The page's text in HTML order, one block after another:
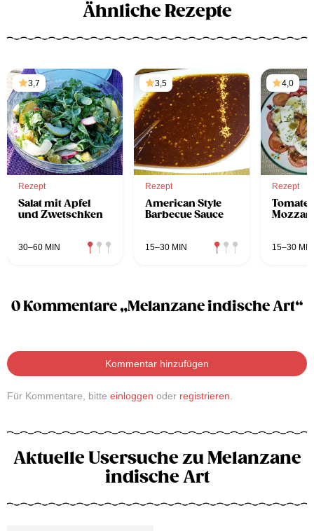
Ähnliche Rezepte
3,7
Rezept
Salat mit Apfel
und Zwetschken
30–60 MIN
3,5
Rezept
American Style
Barbecue Sauce
15–30 MIN
4,0
Rezept
15–30 MIN
0 Kommentare „Melanzane indische Art“
Kommentar hinzufügen
Für Kommentare, bitte einloggen oder registrieren.
Aktuelle Usersuche zu Melanzane
indische Art